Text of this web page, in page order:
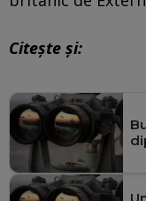
Citește și: